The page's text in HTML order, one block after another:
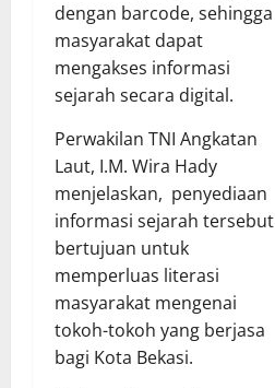
dengan barcode, sehingga
masyarakat dapat
mengakses informasi
sejarah secara digital.
Perwakilan TNI Angkatan
Laut, I.M. Wira Hady
menjelaskan, penyediaan
informasi sejarah tersebut
bertujuan untuk
memperluas literasi
masyarakat mengenai
tokoh-tokoh yang berjasa
bagi Kota Bekasi.